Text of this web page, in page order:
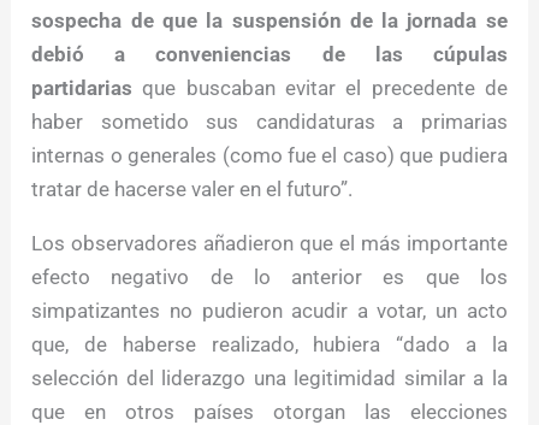
sospecha de que la suspensión de la jornada se
debió a conveniencias de las cúpulas
partidarias que buscaban evitar el precedente de
haber sometido sus candidaturas a primarias
internas o generales (como fue el caso) que pudiera
tratar de hacerse valer en el futuro”.
Los observadores añadieron que el más importante
efecto negativo de lo anterior es que los
simpatizantes no pudieron acudir a votar, un acto
que, de haberse realizado, hubiera “dado a la
selección del liderazgo una legitimidad similar a la
que en otros países otorgan las elecciones